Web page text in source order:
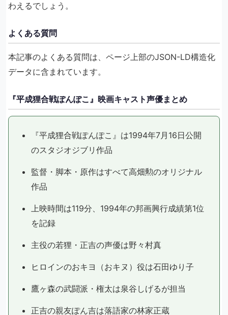
わえるでしょう。
よくある質問
本記事のよくある質問は、ページ上部のJSON-LD構造化
データに含まれています。
『平成狸合戦ぽんぽこ』映画キャスト声優まとめ
『平成狸合戦ぽんぽこ』は1994年7月16日公開
のスタジオジブリ作品
監督・脚本・原作はすべて高畑勲のオリジナル
作品
上映時間は119分、1994年の邦画興行成績第1位
を記録
主役の若狸・正吉の声優は野々村真
ヒロインのおキヨ（おキヌ）役は石田ゆり子
鷹ヶ森の武闘派・権太は泉谷しげるが担当
正吉の親友ぽん吉は落語家の林家正蔵